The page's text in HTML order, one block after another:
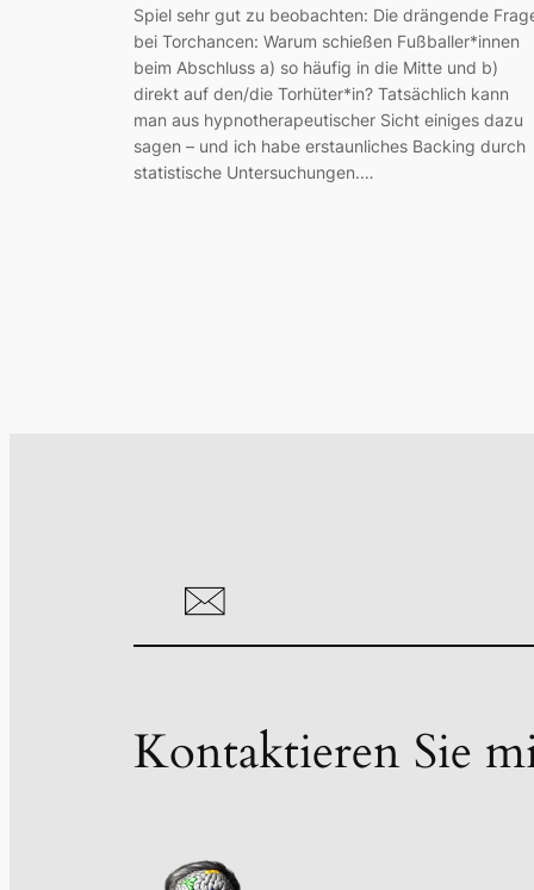
Spiel sehr gut zu beobachten: Die drängende
bei Torchancen: Warum schießen Fußballer*innen
beim Abschluss a) so häufig in die Mitte und b)
direkt auf den/die Torhüter*in? Tatsächlich kann
man aus hypnotherapeutischer Sicht einiges dazu
sagen – und ich habe erstaunliches Backing durch
statistische Untersuchungen.…
Kontaktieren Sie